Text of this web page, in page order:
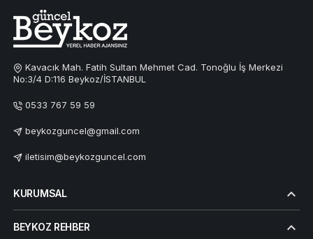
Kavacık Mah. Fatih Sultan Mehmet Cad. Tonoğlu İş Merkezi
No:3/4 D:116 Beykoz/İSTANBUL
0533 767 59 59
beykozguncel@gmail.com
iletisim@beykozguncel.com
KURUMSAL
BEYKOZ REHBER